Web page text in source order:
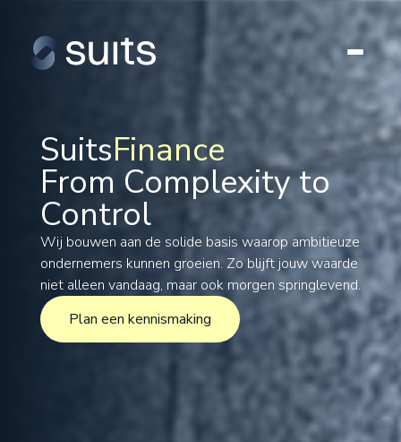
SuitsFinance
Tax
Legal
Formations
International
Projects
From Complexity to
Control
Wij bouwen aan de solide basis waarop ambitieuze
ondernemers kunnen groeien. Zo blijft jouw waarde
niet alleen vandaag, maar ook morgen springlevend.
Plan een kennismaking